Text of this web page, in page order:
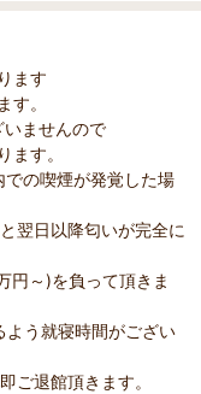
ます
す。
ませんので
ます。
の喫煙が発覚した場
翌日以降匂いが完全に
円～)を負って頂きま
う就寝時間がござい
ご退館頂きます。